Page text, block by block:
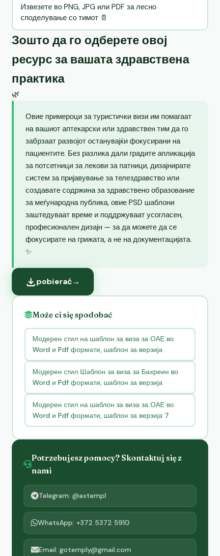
Извезете во PNG, JPG или PDF за лесно
споделување со тимот 📄
Зошто да го одберете овој
ресурс за вашата здравствена
практика
🌿
Овие примероци за туристички визи им помагаат
на вашиот аптекарски или здравствен тим да го
забрзаат развојот останувајќи фокусирани на
пациентите. Без разлика дали градите апликација
за потсетници за лекови за патници, дизајнирате
систем за пријавување за телездравство или
создавате содржина за здравствено образование
за меѓународна публика, овие PSD шаблони
заштедуваат време и поддржуваат усогласен,
професионален дизајн — за да можете да се
фокусирате на грижата, а не на документацијата.
✨
pobierać→
Może ci się spodobać
Модерен стил на шаблон за виза за ОАЕ во
Word и Pdf формати, шаблон за верзија
Модерен стил Шаблон за виза за Бахреин во
Word и Pdf формати, шаблон за верзија
Модерен стил на шаблон за виза за ОАЕ во
Word и Pdf формати, шаблон за верзија 7
Potrzebujesz pomocy? Skontaktuj się z
nami
Telegram: @axtempl
WhatsApp: +372 5372 5910
Email: gotemply@gmail.com